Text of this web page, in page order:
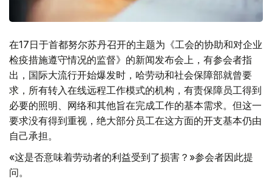
在17日于首都努尔苏丹召开的主题为《工会的协助和对企业
检疫措施遵守情况的监督》的新闻发布会上，有参会者指
出，国际大流行开始爆发时，哈劳动和社会保障部就曾要
求，所有转入在线远程工作模式的机构，有责保障员工得到
必要的照明、网络和其他旨在完成工作的基本需求。但这一
要求没有得到重视，绝大部分员工在这方面的开支基本仍由
自己承担。
«这是否意味着劳动者的利益受到了损害？»参会者因此提
问。